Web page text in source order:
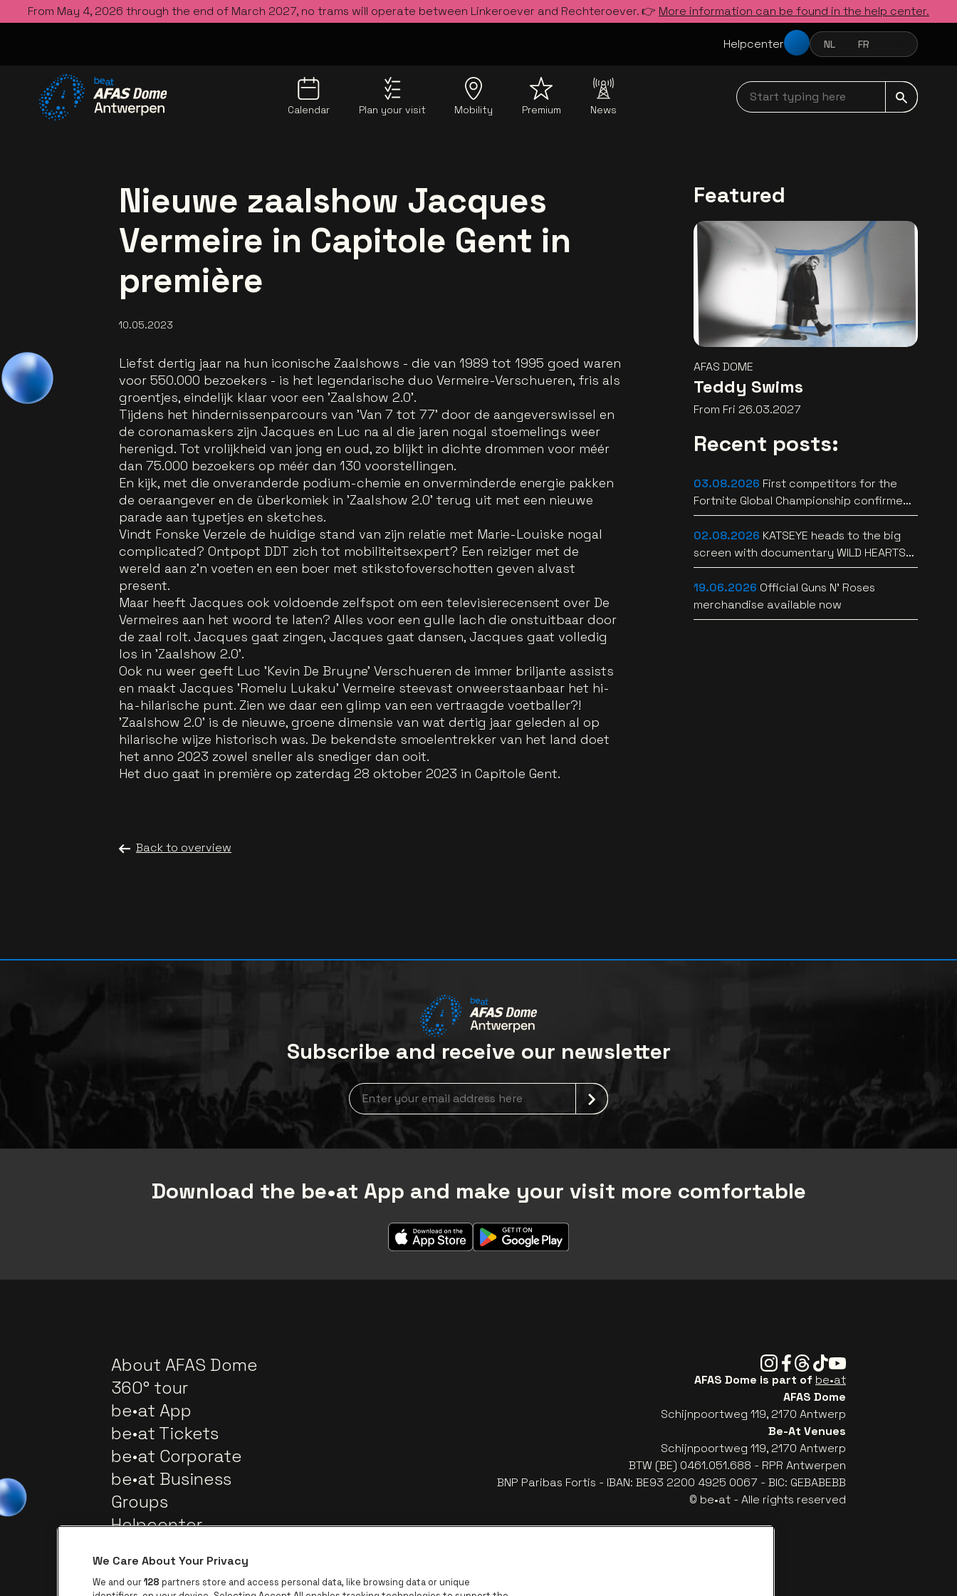
From May 4, 2026 through the end of March 2027, no trams will operate between Linkeroever and Rechteroever. 👉 More information can be found in the help center.
Helpcenter NEDERLANDS
NL FRANÇAIS
FR ENGLISH
Calendar Plan your visit Mobility Premium News
Start typing here navbar
Nieuwe zaalshow Jacques
Vermeire in Capitole Gent in
première
10.05.2023
Liefst dertig jaar na hun iconische Zaalshows - die van 1989 tot 1995 goed waren
voor 550.000 bezoekers - is het legendarische duo Vermeire-Verschueren, fris als
groentjes, eindelijk klaar voor een 'Zaalshow 2.0'.
Tijdens het hindernissenparcours van 'Van 7 tot 77' door de aangeverswissel en
de coronamaskers zijn Jacques en Luc na al die jaren nogal stoemelings weer
herenigd. Tot vrolijkheid van jong en oud, zo blijkt in dichte drommen voor méér
dan 75.000 bezoekers op méér dan 130 voorstellingen.
En kijk, met die onveranderde podium-chemie en onverminderde energie pakken
de oeraangever en de überkomiek in 'Zaalshow 2.0' terug uit met een nieuwe
parade aan typetjes en sketches.
Vindt Fonske Verzele de huidige stand van zijn relatie met Marie-Louiske nogal
complicated? Ontpopt DDT zich tot mobiliteitsexpert? Een reiziger met de
wereld aan z'n voeten en een boer met stikstofoverschotten geven alvast
present.
Maar heeft Jacques ook voldoende zelfspot om een televisierecensent over De
Vermeires aan het woord te laten? Alles voor een gulle lach die onstuitbaar door
de zaal rolt. Jacques gaat zingen, Jacques gaat dansen, Jacques gaat volledig
los in 'Zaalshow 2.0'.
Ook nu weer geeft Luc 'Kevin De Bruyne' Verschueren de immer briljante assists
en maakt Jacques 'Romelu Lukaku' Vermeire steevast onweerstaanbaar het hi-
ha-hilarische punt. Zien we daar een glimp van een vertraagde voetballer?!
'Zaalshow 2.0' is de nieuwe, groene dimensie van wat dertig jaar geleden al op
hilarische wijze historisch was. De bekendste smoelentrekker van het land doet
het anno 2023 zowel sneller als snediger dan ooit.
Het duo gaat in première op zaterdag 28 oktober 2023 in Capitole Gent.
Back to overview
Featured
AFAS DOME
Teddy Swims
From Fri 26.03.2027
Recent posts:
03.08.2026 First competitors for the
Fortnite Global Championship confirmed
at Lotto Arena
02.08.2026 KATSEYE heads to the big
screen with documentary WILD HEARTS
[trailer]
19.06.2026 Official Guns N’ Roses
merchandise available now
Subscribe and receive our newsletter
Newsletter grabber
Download the be•at App and make your visit more comfortable
About AFAS Dome
360° tour
be•at App
be•at Tickets
be•at Corporate
be•at Business
Groups
Helpcenter
Instagram
Facebook
Threads
TiktokYoutube
AFAS Dome is part of be•at
AFAS Dome
Schijnpoortweg 119, 2170 Antwerp
Be-At Venues
Schijnpoortweg 119, 2170 Antwerp
BTW (BE) 0461.051.688 - RPR Antwerpen
BNP Paribas Fortis - IBAN: BE93 2200 4925 0067 - BIC: GEBABEBB
© be•at - Alle rights reserved
We Care About Your Privacy
We and our128 partners store and access personal data, like browsing data or unique